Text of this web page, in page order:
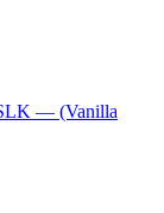
— (Vanilla